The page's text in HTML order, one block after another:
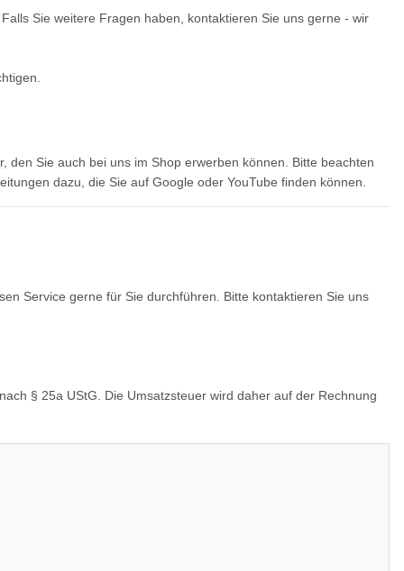
Sie weitere Fragen haben, kontaktieren Sie uns gerne - wir
den Sie auch bei uns im Shop erwerben können. Bitte beachten
dazu, die Sie auf Google oder YouTube finden können.
Service gerne für Sie durchführen. Bitte kontaktieren Sie uns
§ 25a UStG. Die Umsatzsteuer wird daher auf der Rechnung